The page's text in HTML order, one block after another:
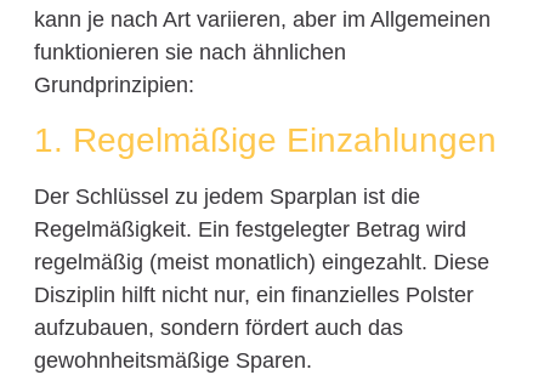
kann je nach Art variieren, aber im Allgemeinen
funktionieren sie nach ähnlichen
Grundprinzipien:
1. Regelmäßige Einzahlungen
Der Schlüssel zu jedem Sparplan ist die
Regelmäßigkeit. Ein festgelegter Betrag wird
regelmäßig (meist monatlich) eingezahlt. Diese
Disziplin hilft nicht nur, ein finanzielles Polster
aufzubauen, sondern fördert auch das
gewohnheitsmäßige Sparen.